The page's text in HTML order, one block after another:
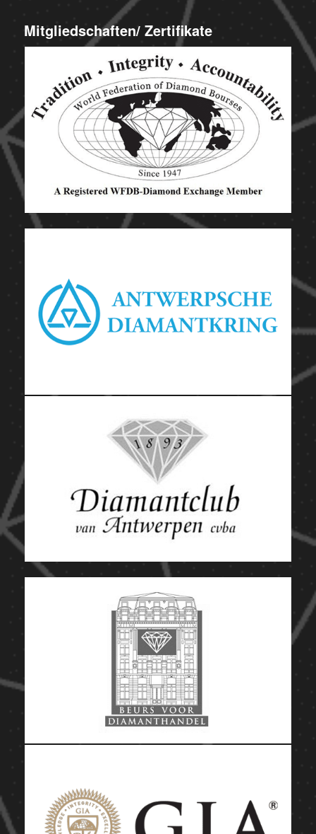
Mitgliedschaften/ Zertifikate